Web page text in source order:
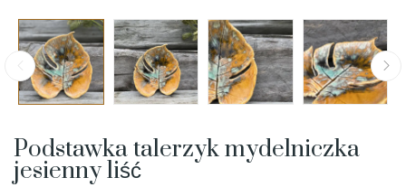
Podstawka talerzyk mydelniczka
jesienny liść